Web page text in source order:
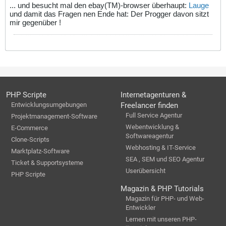
... und besucht mal den ebay(TM)-browser überhaupt: Lauge
und damit das Fragen nen Ende hat: Der Progger davon sitzt
mir gegenüber !
PHP Scripte
Entwicklungsumgebungen
Projektmanagement-Software
E-Commerce
Clone-Scripts
Marktplatz-Software
Ticket & Supportsysteme
PHP Scripte
Internetagenturen &
Freelancer finden
Full Service Agentur
Webentwicklung &
Softwareagentur
Webhosting & IT-Service
SEA , SEM und SEO Agentur
Userübersicht
Magazin & PHP Tutorials
Magazin für PHP- und Web-
Entwickler
Lernen mit unseren PHP-